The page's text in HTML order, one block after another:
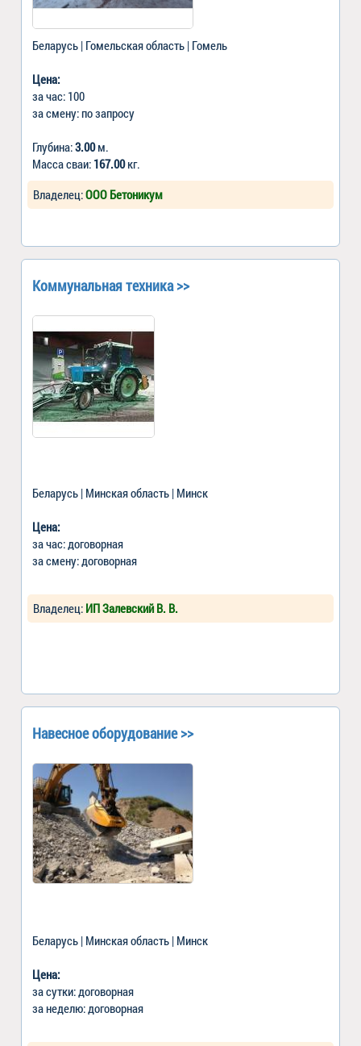
Беларусь | Гомельская область | Гомель
Цена:
за час: 100
за смену: по запросу
Глубина:3.00м.
Масса сваи: 167.00кг.
Владелец:ООО Бетоникум
Коммунальная техника >>
Беларусь | Минская область | Минск
Цена:
за час: договорная
за смену: договорная
Владелец: ИП Залевский В. В.
Навесное оборудование >>
Беларусь | Минская область | Минск
Цена:
за сутки: договорная
за неделю: договорная